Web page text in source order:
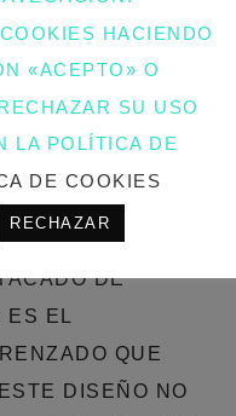
TRENZADO:
DE
ES EL
QUE
DISEÑO NO
HACIENDO
«ACEPTO» O
SU USO
LA POLÍTICA DE
DE COOKIES
RECHAZAR